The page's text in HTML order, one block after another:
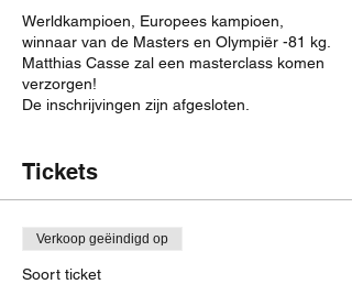
Werldkampioen, Europees kampioen,
winnaar van de Masters en Olympiër -81 kg.
Matthias Casse zal een masterclass komen
verzorgen!
De inschrijvingen zijn afgesloten.
Tickets
Verkoop geëindigd op
Soort ticket